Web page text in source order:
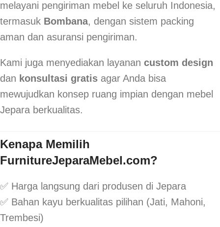
melayani pengiriman mebel ke seluruh Indonesia,
termasuk Bombana, dengan sistem packing
aman dan asuransi pengiriman.
Kami juga menyediakan layanan custom design
dan konsultasi gratis agar Anda bisa
mewujudkan konsep ruang impian dengan mebel
Jepara berkualitas.
Kenapa Memilih
FurnitureJeparaMebel.com?
✅ Harga langsung dari produsen di Jepara
✅ Bahan kayu berkualitas pilihan (Jati, Mahoni,
Trembesi)